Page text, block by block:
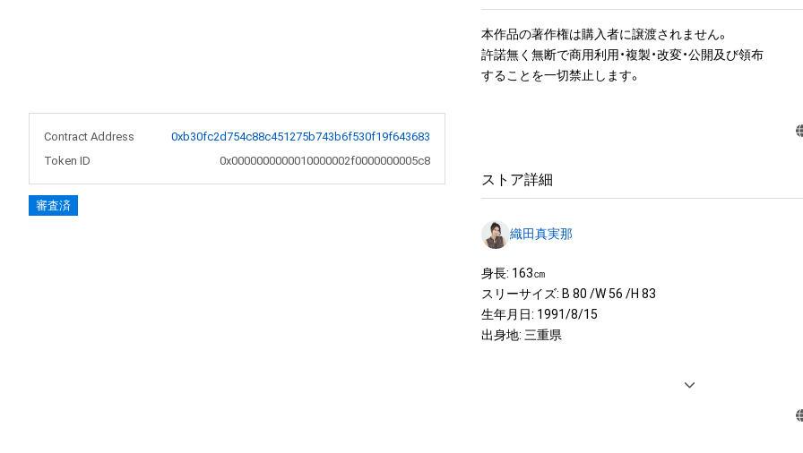
Contract Address
0xb30fc2d754c88c451275b743b6f530f19f643683
Token ID
0x0000000000010000002f0000000005c8
審査済
本作品の著作権は購入者に譲渡されません。
許諾無く無断で商用利用・複製・改変・公開及び領布
することを一切禁止します。
ストア詳細
織田真実那
身長: 163㎝
スリーサイズ: B 80 /W 56 /H 83
生年月日: 1991/8/15
出身地: 三重県